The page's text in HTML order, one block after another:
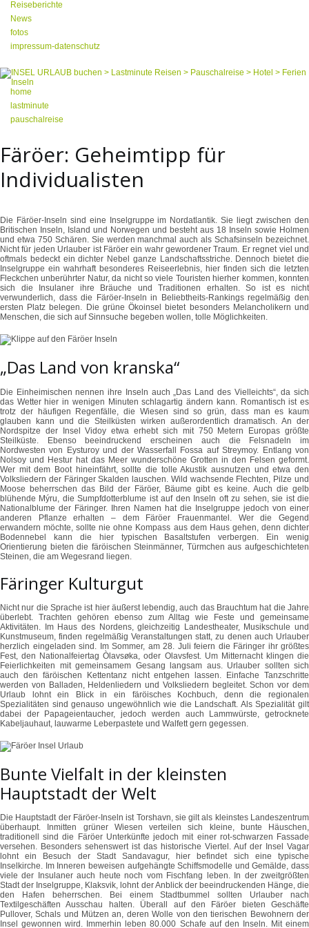
Reiseberichte
News
fotos
impressum-datenschutz
home
lastminute
pauschalreise
Färöer: Geheimtipp für
Individualisten
Die Färöer-Inseln sind eine Inselgruppe im Nordatlantik. Sie liegt zwischen den
Britischen Inseln, Island und Norwegen und besteht aus 18 Inseln sowie Holmen
und etwa 750 Schären. Sie werden manchmal auch als Schafsinseln bezeichnet.
Nicht für jeden Urlauber ist Färöer ein wahr gewordener Traum. Er regnet viel und
oftmals bedeckt ein dichter Nebel ganze Landschaftsstriche. Dennoch bietet die
Inselgruppe ein wahrhaft besonderes Reiseerlebnis, hier finden sich die letzten
Fleckchen unberührter Natur, da nicht so viele Touristen hierher kommen, konnten
sich die Insulaner ihre Bräuche und Traditionen erhalten. So ist es nicht
verwunderlich, dass die Färöer-Inseln in Beliebtheits-Rankings regelmäßig den
ersten Platz belegen. Die grüne Ökoinsel bietet besonders Melancholikern und
Menschen, die sich auf Sinnsuche begeben wollen, tolle Möglichkeiten.
„Das Land von kranska“
Die Einheimischen nennen ihre Inseln auch „Das Land des Vielleichts“, da sich
das Wetter hier in wenigen Minuten schlagartig ändern kann. Romantisch ist es
trotz der häufigen Regenfälle, die Wiesen sind so grün, dass man es kaum
glauben kann und die Steilküsten wirken außerordentlich dramatisch. An der
Nordspitze der Insel Vidoy etwa erhebt sich mit 750 Metern Europas größte
Steilküste. Ebenso beeindruckend erscheinen auch die Felsnadeln im
Nordwesten von Eysturoy und der Wasserfall Fossa auf Streymoy. Entlang von
Nolsoy und Hestur hat das Meer wunderschöne Grotten in den Felsen geformt.
Wer mit dem Boot hineinfährt, sollte die tolle Akustik ausnutzen und etwa den
Volksliedern der Färinger Skalden lauschen. Wild wachsende Flechten, Pilze und
Moose beherrschen das Bild der Färöer, Bäume gibt es keine. Auch die gelb
blühende Mýru, die Sumpfdotterblume ist auf den Inseln oft zu sehen, sie ist die
Nationalblume der Färinger. Ihren Namen hat die Inselgruppe jedoch von einer
anderen Pflanze erhalten – dem Färöer Frauenmantel. Wer die Gegend
erwandern möchte, sollte nie ohne Kompass aus dem Haus gehen, denn dichter
Bodennebel kann die hier typischen Basaltstufen verbergen. Ein wenig
Orientierung bieten die färöischen Steinmänner, Türmchen aus aufgeschichteten
Steinen, die am Wegesrand liegen.
Färinger Kulturgut
Nicht nur die Sprache ist hier äußerst lebendig, auch das Brauchtum hat die Jahre
überlebt. Trachten gehören ebenso zum Alltag wie Feste und gemeinsame
Aktivitäten. Im Haus des Nordens, gleichzeitig Landestheater, Musikschule und
Kunstmuseum, finden regelmäßig Veranstaltungen statt, zu denen auch Urlauber
herzlich eingeladen sind. Im Sommer, am 28. Juli feiern die Färinger ihr größtes
Fest, den Nationalfeiertag Òlavsøka, oder Olavsfest. Um Mitternacht klingen die
Feierlichkeiten mit gemeinsamem Gesang langsam aus. Urlauber sollten sich
auch den färöischen Kettentanz nicht entgehen lassen. Einfache Tanzschritte
werden von Balladen, Heldenliedern und Volksliedern begleitet. Schon vor dem
Urlaub lohnt ein Blick in ein färöisches Kochbuch, denn die regionalen
Spezialitäten sind genauso ungewöhnlich wie die Landschaft. Als Spezialität gilt
dabei der Papageientaucher, jedoch werden auch Lammwürste, getrocknete
Kabeljauhaut, lauwarme Leberpastete und Walfett gern gegessen.
Bunte Vielfalt in der kleinsten
Hauptstadt der Welt
Die Hauptstadt der Färöer-Inseln ist Torshavn, sie gilt als kleinstes Landeszentrum
überhaupt. Inmitten grüner Wiesen verteilen sich kleine, bunte Häuschen,
traditionell sind die Färöer Unterkünfte jedoch mit einer rot-schwarzen Fassade
versehen. Besonders sehenswert ist das historische Viertel. Auf der Insel Vagar
lohnt ein Besuch der Stadt Sandavagur, hier befindet sich eine typische
Inselkirche. Im Inneren beweisen aufgehängte Schiffsmodelle und Gemälde, dass
viele der Insulaner auch heute noch vom Fischfang leben. In der zweitgrößten
Stadt der Inselgruppe, Klaksvik, lohnt der Anblick der beeindruckenden Hänge, die
den Hafen beherrschen. Bei einem Stadtbummel sollten Urlauber nach
Textilgeschäften Ausschau halten. Überall auf den Färöer bieten Geschäfte
Pullover, Schals und Mützen an, deren Wolle von den tierischen Bewohnern der
Insel gewonnen wird. Immerhin leben 80.000 Schafe auf den Inseln. Mit einem